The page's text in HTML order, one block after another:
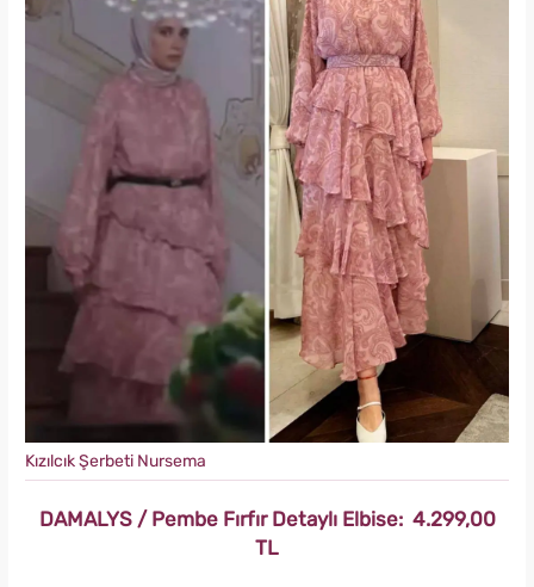
Kızılcık Şerbeti Nursema
DAMALYS / Pembe Fırfır Detaylı Elbise: 4.299,00
TL